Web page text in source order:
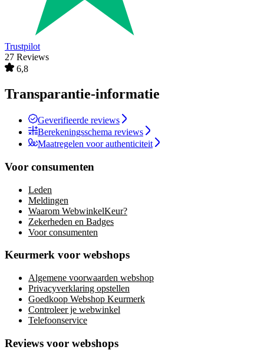
Trustpilot
27 Reviews
6,8
Transparantie-informatie
Geverifieerde reviews
Berekeningsschema reviews
Maatregelen voor authenticiteit
Voor consumenten
Leden
Meldingen
Waarom WebwinkelKeur?
Zekerheden en Badges
Voor consumenten
Keurmerk voor webshops
Algemene voorwaarden webshop
Privacyverklaring opstellen
Goedkoop Webshop Keurmerk
Controleer je webwinkel
Telefoonservice
Reviews voor webshops